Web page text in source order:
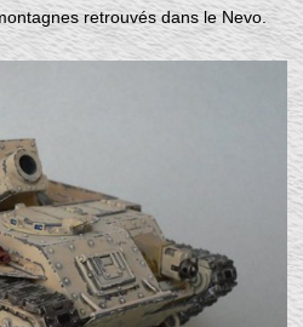
retrouvés dans le Nevo.